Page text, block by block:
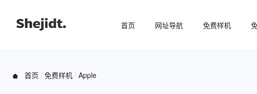
首页 网址导航 免费样机
首页 免费样机 Apple